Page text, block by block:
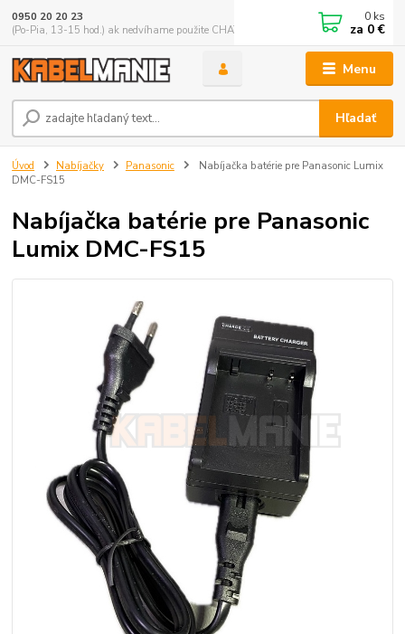
Menu
Hľadať
0950 20 20 23
(Po-Pia, 13-15 hod.) ak nedvíhame použite CHATBOX
0 ks
za 0 €
Úvod Nabíjačky Panasonic
Nabíjačka batérie pre Panasonic Lumix
DMC-FS15
Nabíjačka batérie pre Panasonic
Lumix DMC-FS15